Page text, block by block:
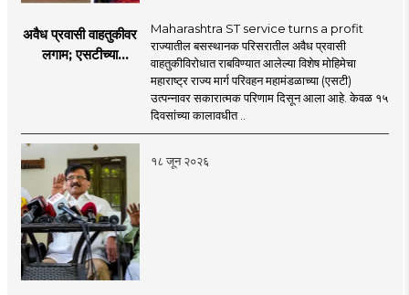
अवैध प्रवासी वाहतुकीवर
लगाम; एसटीच्या
Maharashtra ST service turns a profit
राज्यातील बसस्थानक परिसरातील अवैध प्रवासी
वाहतुकीविरोधात राबविण्यात आलेल्या विशेष मोहिमेचा
महाराष्ट्र राज्य मार्ग परिवहन महामंडळाच्या (एसटी)
उत्पन्नावर सकारात्मक परिणाम दिसून आला आहे. केवळ १५
दिवसांच्या कालावधीत ..
१८ जून २०२६